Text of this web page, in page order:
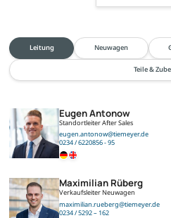
Leitung Neuwagen
Teile &
Eugen Antonow
Standortleiter After Sales
eugen.antonow@tiemeyer.de
0234 / 6220856 - 95
Maximilian Rüberg
Verkaufsleiter Neuwagen
maximilian.rueberg@tiemeyer.de
0234 / 5292 – 162